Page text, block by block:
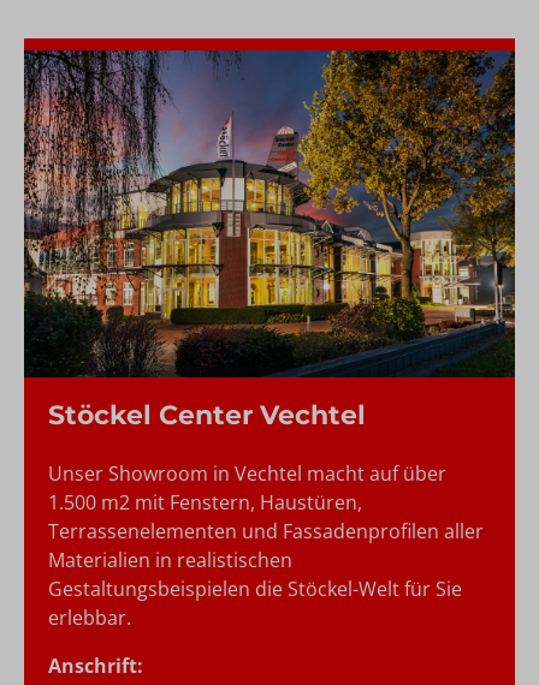
Stöckel Center Vechtel
Unser Showroom in Vechtel macht auf über
1.500 m2 mit Fenstern, Haustüren,
Terrassenelementen und Fassadenprofilen aller
Materialien in realistischen
Gestaltungsbeispielen die Stöckel-Welt für Sie
erlebbar.
Anschrift: